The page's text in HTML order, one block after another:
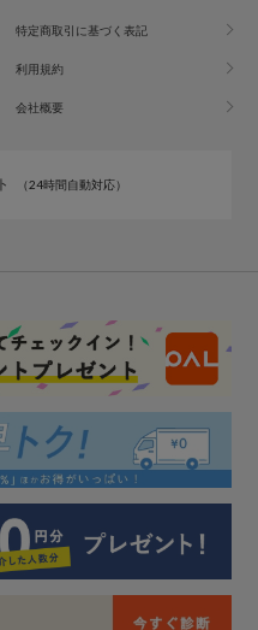
特定商取引に基づく表記
利用規約
会社概要
（24時間自動対応）